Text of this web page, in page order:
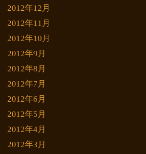
2012年12月
2012年11月
2012年10月
2012年9月
2012年8月
2012年7月
2012年6月
2012年5月
2012年4月
2012年3月